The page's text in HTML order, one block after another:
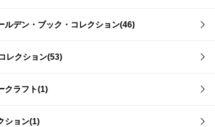
デン・ブック・コレクション(46)
レクション(53)
クラフト(1)
ション(1)